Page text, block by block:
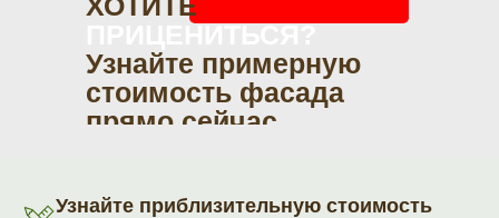
Узнайте примерную
стоимость фасада
прямо сейчас
Узнайте приблизительную стоимость